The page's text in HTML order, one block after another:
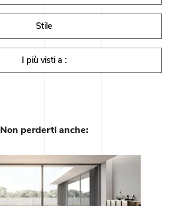
Stile
I più visti a :
Non perderti anche: